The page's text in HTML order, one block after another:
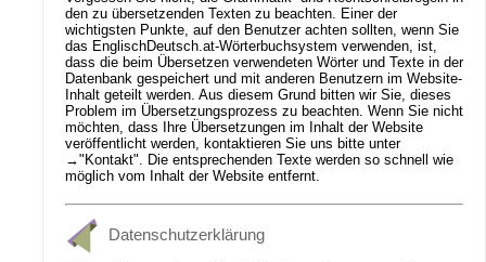
den zu übersetzenden Texten zu beachten. Einer der
wichtigsten Punkte, auf den Benutzer achten sollten, wenn Sie
das EnglischDeutsch.at-Wörterbuchsystem verwenden, ist,
dass die beim Übersetzen verwendeten Wörter und Texte in der
Datenbank gespeichert und mit anderen Benutzern im Website-
Inhalt geteilt werden. Aus diesem Grund bitten wir Sie, dieses
Problem im Übersetzungsprozess zu beachten. Wenn Sie nicht
möchten, dass Ihre Übersetzungen im Inhalt der Website
veröffentlicht werden, kontaktieren Sie uns bitte unter
→"Kontakt" . Die entsprechenden Texte werden so schnell wie
möglich vom Inhalt der Website entfernt.
Datenschutzerklärung